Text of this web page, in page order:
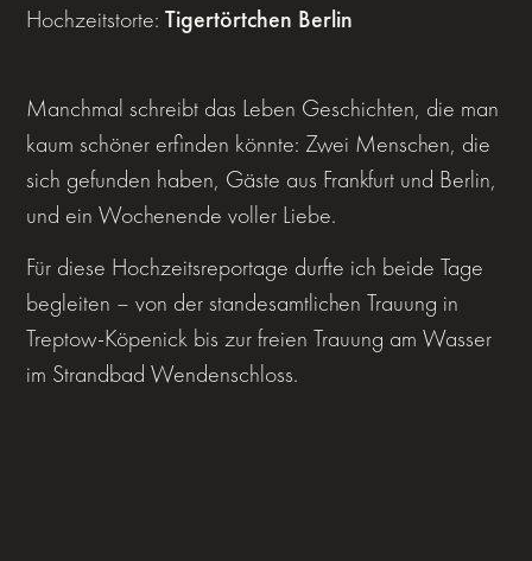
Hochzeitstorte:Tigertörtchen Berlin
Manchmal schreibt das Leben Geschichten, die man
kaum schöner erfinden könnte: Zwei Menschen, die
sich gefunden haben, Gäste aus Frankfurt und Berlin,
und ein Wochenende voller Liebe.
Für diese Hochzeitsreportage durfte ich beide Tage
begleiten – von der standesamtlichen Trauung in
Treptow-Köpenick bis zur freien Trauung am Wasser
im Strandbad Wendenschloss.